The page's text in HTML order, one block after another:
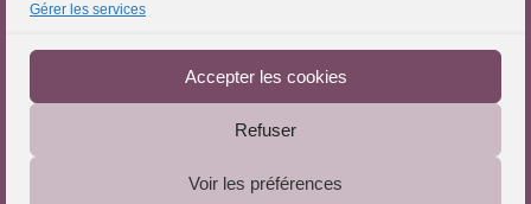
Gérer les services
Accepter les cookies
Refuser
Voir les préférences
Le Portail de l'Analyse des Pratiques © 2025 - Tous droits
Téléchargez le Guide